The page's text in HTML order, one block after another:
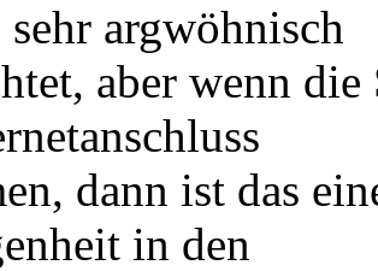
sehr argwöhnisch
aber wenn
dann ist das
in den